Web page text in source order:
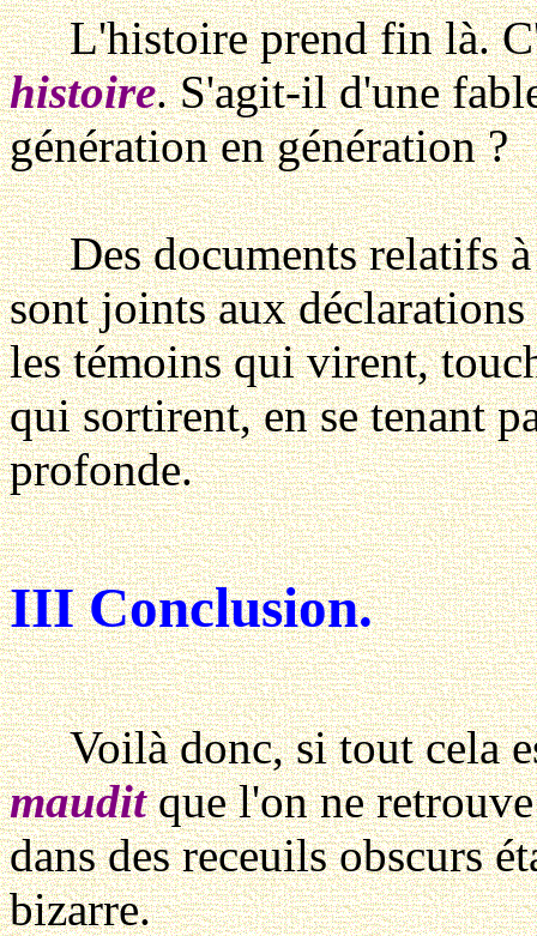
L'histoire prend fin là.
histoire. S'agit-il d'une
génération en génération ?
Des documents relatifs à
sont joints aux
les témoins qui virent,
qui sortirent, en se tenant
profonde.
III Conclusion.
Voilà donc, si tout cela
mauditque l'on ne
dans des receuils obscurs
bizarre.